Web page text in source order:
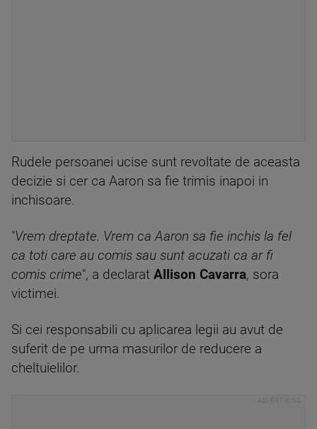
Rudele persoanei ucise sunt revoltate de aceasta
decizie si cer ca Aaron sa fie trimis inapoi in
inchisoare.
"Vrem dreptate. Vrem ca Aaron sa fie inchis la fel
ca toti care au comis sau sunt acuzati ca ar fi
comis crime", a declarat Allison Cavarra, sora
victimei.
Si cei responsabili cu aplicarea legii au avut de
suferit de pe urma masurilor de reducere a
cheltuielilor.